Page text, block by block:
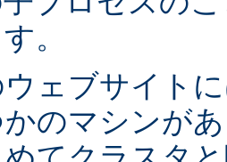
。
ェブサイト
のマシンが